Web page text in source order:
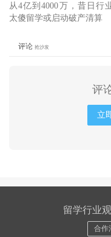
从4亿到4000万，昔日行
太傻留学或启动破产清算
评论 抢沙发
评
立
留学行业
合作